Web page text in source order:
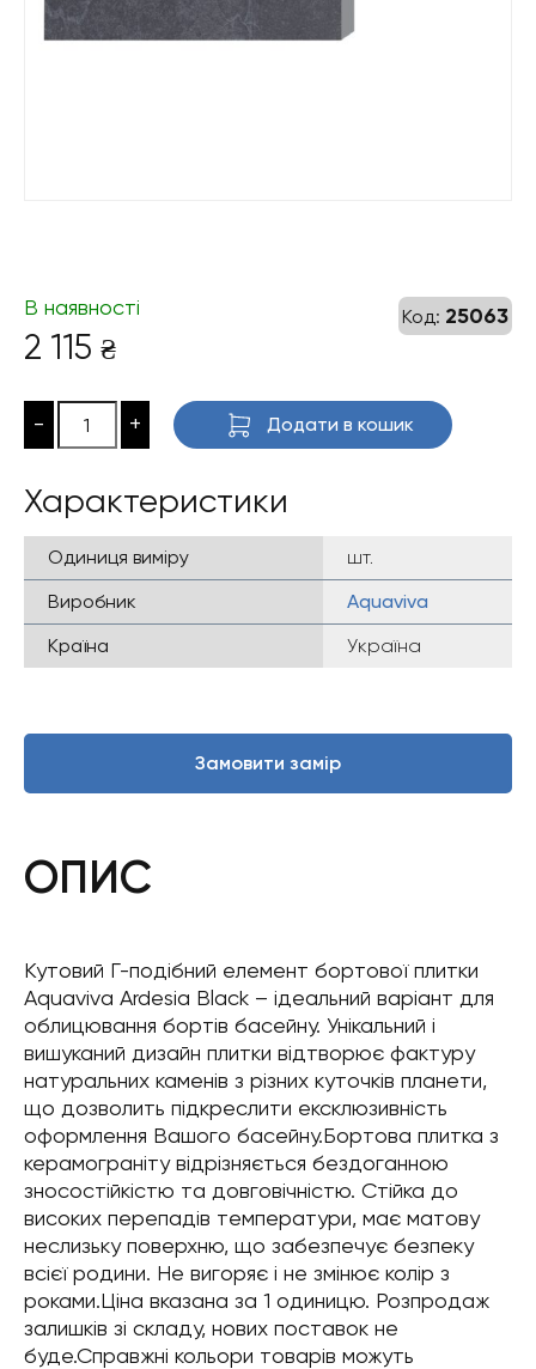
Код: 25063
В наявності
2 115 ₴
- + Додати в кошик
Характеристики
Одиниця виміру
шт.
Виробник
Aquaviva
Країна
Україна
Замовити замір
ОПИС
Кутовий Г-подібний елемент бортової плитки
Aquaviva Ardesia Black – ідеальний варіант для
облицювання бортів басейну. Унікальний і
вишуканий дизайн плитки відтворює фактуру
натуральних каменів з різних куточків планети,
що дозволить підкреслити ексклюзивність
оформлення Вашого басейну.Бортова плитка з
керамограніту відрізняється бездоганною
зносостійкістю та довговічністю. Стійка до
високих перепадів температури, має матову
неслизьку поверхню, що забезпечує безпеку
всієї родини. Не вигоряє і не змінює колір з
роками.Ціна вказана за 1 одиницю. Розпродаж
залишків зі складу, нових поставок не
буде.Справжні кольори товарів можуть